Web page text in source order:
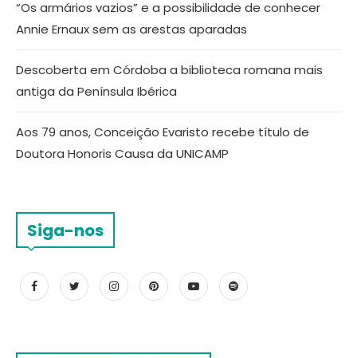
“Os armários vazios” e a possibilidade de conhecer
Annie Ernaux sem as arestas aparadas
Descoberta em Córdoba a biblioteca romana mais
antiga da Península Ibérica
Aos 79 anos, Conceição Evaristo recebe título de
Doutora Honoris Causa da UNICAMP
Siga-nos